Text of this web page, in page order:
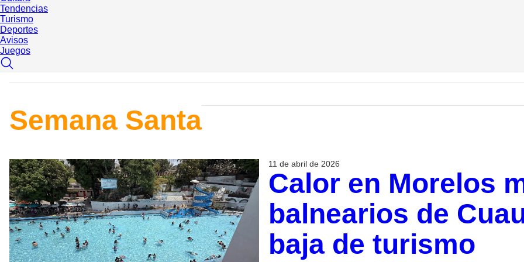
Tendencias
Turismo
Deportes
Avisos
Juegos
Semana Santa
11 de abril de 2026
Calor en Morelos
balnearios de
baja de turismo